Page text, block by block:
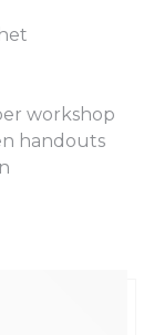
workshop
handouts